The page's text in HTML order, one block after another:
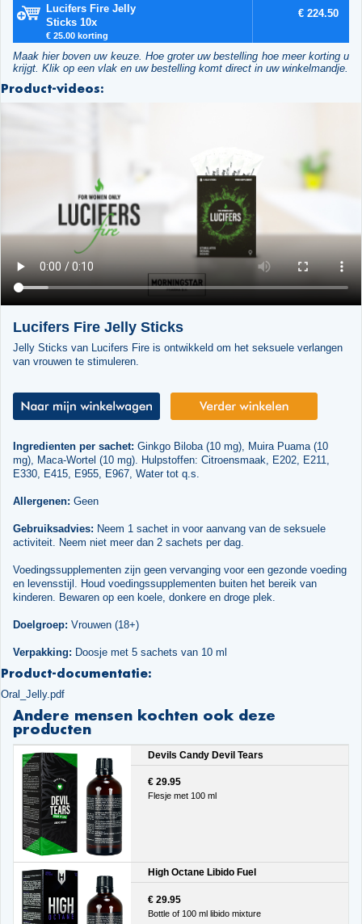
Lucifers Fire Jelly
Sticks 10x
€ 25.00 korting
€ 224.50
Maak hier boven uw keuze. Hoe groter uw bestelling hoe meer korting u
krijgt. Klik op een vlak en uw bestelling komt direct in uw winkelmandje.
Product-videos:
Lucifers Fire Jelly Sticks
Jelly Sticks van Lucifers Fire is ontwikkeld om het seksuele verlangen
van vrouwen te stimuleren.
Ingredienten per sachet: Ginkgo Biloba (10 mg), Muira Puama (10
mg), Maca-Wortel (10 mg). Hulpstoffen: Citroensmaak, E202, E211,
E330, E415, E955, E967, Water tot q.s.
Allergenen: Geen
Gebruiksadvies: Neem 1 sachet in voor aanvang van de seksuele
activiteit. Neem niet meer dan 2 sachets per dag.
Voedingssupplementen zijn geen vervanging voor een gezonde voeding
en levensstijl. Houd voedingssupplementen buiten het bereik van
kinderen. Bewaren op een koele, donkere en droge plek.
Doelgroep: Vrouwen (18+)
Verpakking: Doosje met 5 sachets van 10 ml
Product-documentatie:
Oral_Jelly.pdf
Andere mensen kochten ook deze
producten
Devils Candy Devil Tears
€ 29.95
Flesje met 100 ml
High Octane Libido Fuel
€ 29.95
Bottle of 100 ml libido mixture